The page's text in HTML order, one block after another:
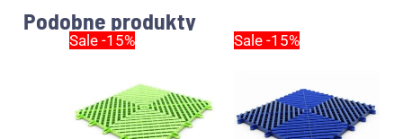
Podobne produkty
Sale -15%Pierwotna
cena
15.00zł.12.75zł.
Sale -15%Pierwotna
cena
15.00zł.